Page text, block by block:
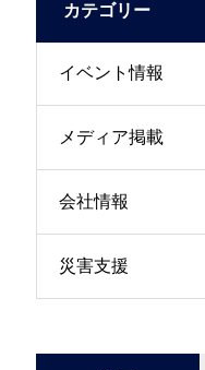
カテゴリー
イベント情報
メディア掲載
会社情報
災害支援